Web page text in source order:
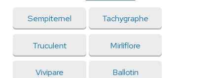
Sempiternel Tachygraphe
Truculent Mirliflore
Vivipare Ballotin